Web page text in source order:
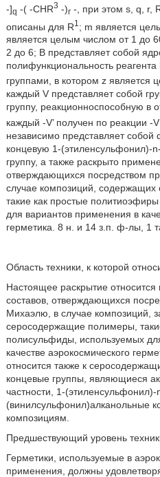
-]q -( -CHR3 -)r-, при этом s, q, r,
описаны для R1 ; m является
является целым числом от 1 до
2 до 6; B представляет собой
полифункциональность реагента
группами, в котором z является
каждый V представляет собой
группу, реакционноспособную в
каждый -V’ получен по реакции -
независимо представляет
концевую 1-(этиленсульфонил)-
группу, а также раскрыто
отверждающихся посредством
случае композиций,
такие как простые
для вариантов применения в
герметика. 8 н. и 14 з.п. ф-лы, 1
Область техники, к которой
Настоящее раскрытие
составов, отверждающихся
Михаэлю, в случае композиций,
серосодержащие полимеры,
полисульфиды, используемых
качестве аэрокосмического
относится также к
концевые группы, являющиеся
частности, 1-(этиленсульфонил)-
(винилсульфонил)алканольные
композициям.
Предшествующий уровень
Герметики, используемые в
применения, должны